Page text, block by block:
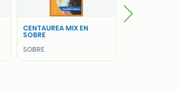
COSMOS SENSACION
MIX EN SOBRE
SOBRE